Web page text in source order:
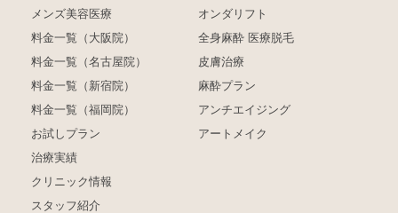
メンズ美容医療
料金一覧（大阪院）
料金一覧（名古屋院）
料金一覧（新宿院）
料金一覧（福岡院）
お試しプラン
治療実績
クリニック情報
スタッフ紹介
オンダリフト
全身麻酔 医療脱毛
皮膚治療
麻酔プラン
アンチエイジング
アートメイク